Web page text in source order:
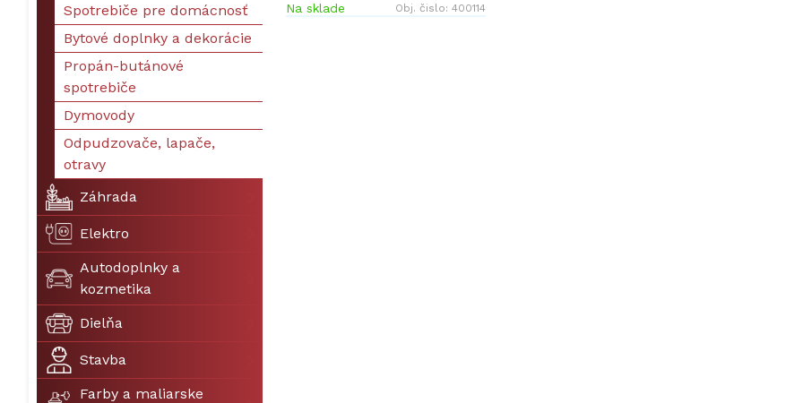
Na sklade Obj. čislo:400114
Spotrebiče pre domácnosť
Bytové doplnky a dekorácie
Propán-butánové
spotrebiče
Dymovody
Odpudzovače, lapače,
otravy
Záhrada
Elektro
Autodoplnky a
kozmetika
Dielňa
Stavba
Farby a maliarske